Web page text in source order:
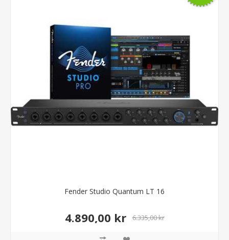
Fender Studio Quantum LT 16
4.890,00 kr 6.335,00 kr